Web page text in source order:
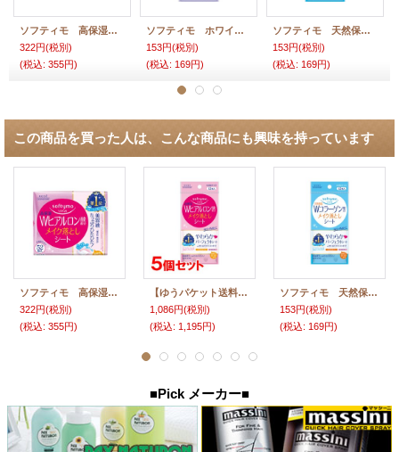
ソフティモ 高保湿 Wヒアルロン酸配合 メイク落としシート つめかえ用 52枚入 172mL softymo KOSE
322円(税別)
(税込: 355円)
ソフティモ ホワイト メイク落としシート 携帯用 12枚入 40mL softymo KOSE
153円(税別)
(税込: 169円)
ソフティモ 天然保湿 コラーゲン配合 メイク落としシート 携帯用 12枚入 40mL softymo KOSE
153円(税別)
(税込: 169円)
この商品を買った人は、こんな商品にも興味を持っています
ソフティモ 高保湿 Wヒアルロン酸配合 メイク落としシート つめかえ用 52枚入 172mL softymo KOSE
322円(税別)
(税込: 355円)
【ゆうパケット送料無料】ソフティモ(softymo) 高保湿 Wヒアルロン酸配合 メイク落としシート 携帯用 12枚入×5個 コーセーコスメポート
1,086円(税別)
(税込: 1,195円)
ソフティモ 天然保湿 コラーゲン配合 メイク落としシート 携帯用 12枚入 40mL softymo KOSE
153円(税別)
(税込: 169円)
■Pick メーカー■